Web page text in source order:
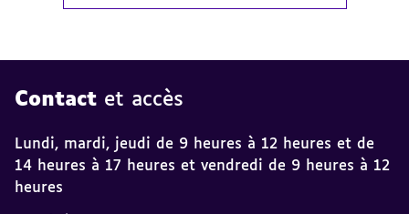
Contact et accès
Lundi, mardi, jeudi de 9 heures à 12 heures et de
14 heures à 17 heures et vendredi de 9 heures à 12
heures